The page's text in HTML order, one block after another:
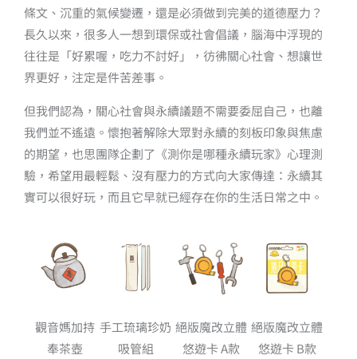
條文、沉重的氣候變遷，還是必須做到完美的道德壓力？
長久以來，很多人一想到環保或社會倡議，腦海中浮現的
往往是「好累喔，吃力不討好」，彷彿關心社會、想讓世
界更好，注定是件苦差事。
但我們認為，關心社會與永續議題不需要委屈自己，也離
我們並不遙遠。懷抱著解除大眾對永續的刻板印象與焦慮
的期望，也思團隊企劃了《測你是哪種永續玩家》心理測
驗，希望用最輕鬆、沒有壓力的方式向大家傳達：永續其
實可以很好玩，而且它早就已經存在你的生活日常之中。
觀音媽加持
奉茶壺
手工琉璃珍奶
吸管組
絕版魔改立體
悠遊卡 A款
絕版魔改立體
悠遊卡 B款